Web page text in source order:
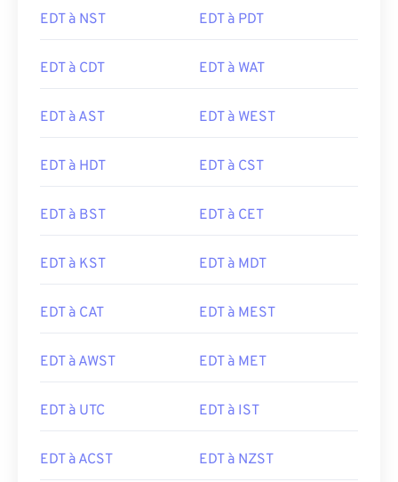
EDT à NST EDT à PDT
EDT à CDT EDT à WAT
EDT à AST EDT à WEST
EDT à HDT EDT à CST
EDT à BST EDT à CET
EDT à KST EDT à MDT
EDT à CAT EDT à MEST
EDT à AWST EDT à MET
EDT à UTC EDT à IST
EDT à ACST EDT à NZST